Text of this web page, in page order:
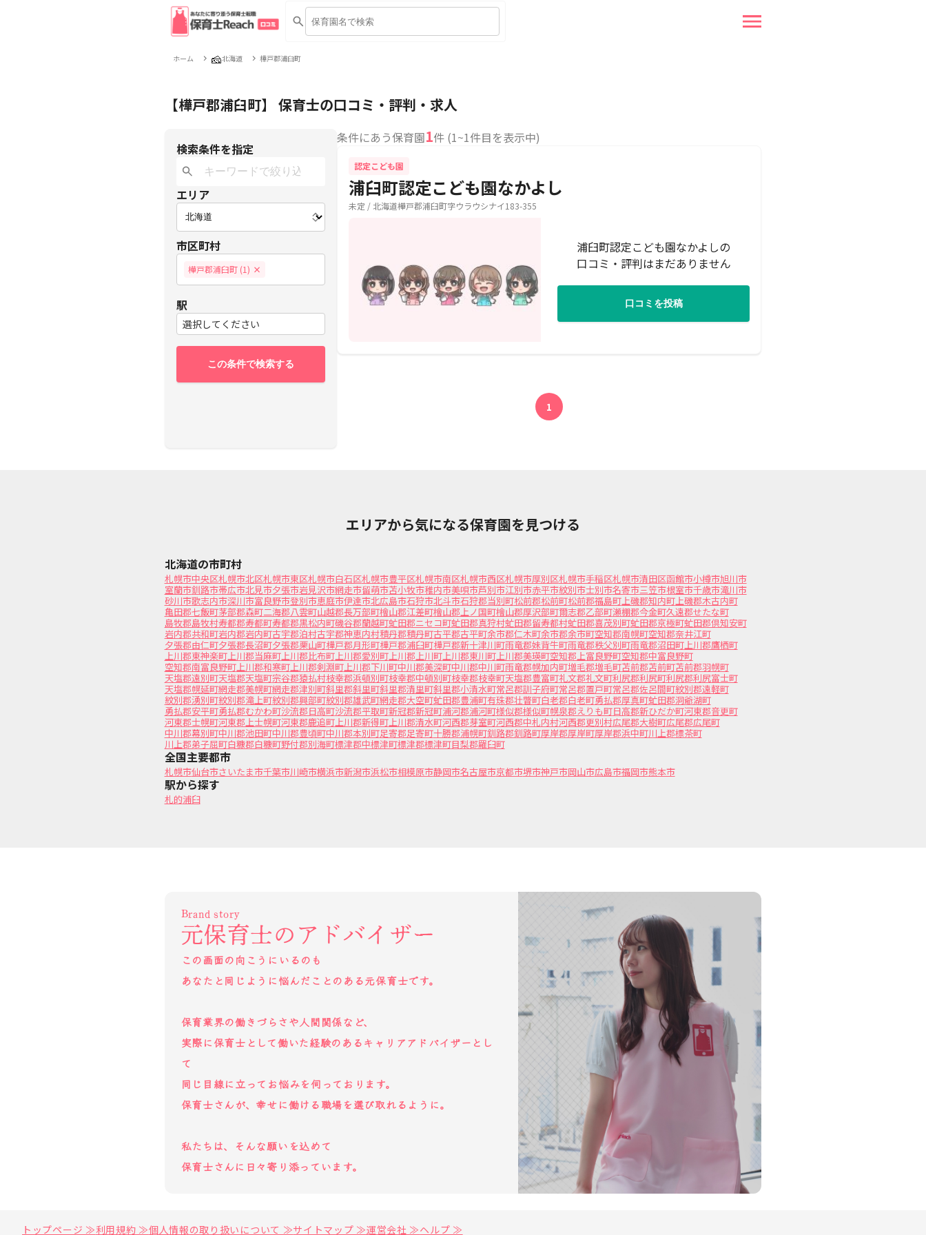
ホーム 🧀北海道 樺戸郡浦臼町
【樺戸郡浦臼町】 保育士の口コミ・評判・求人
検索条件を指定
エリア
市区町村
樺戸郡浦臼町 (1) ×
駅
選択してください
この条件で検索する
条件にあう保育園1件 (1~1件目を表示中)
認定こども園
浦臼町認定こども園なかよし
未定 / 北海道樺戸郡浦臼町字ウラウシナイ183-355
浦臼町認定こども園なかよしの
口コミ・評判はまだありません
口コミを投稿
1
エリアから気になる保育園を見つける
北海道の市町村
札幌市中央区札幌市北区札幌市東区札幌市白石区札幌市豊平区札幌市南区札幌市西区札幌市厚別区札幌市手稲区札幌市清田区函館市小樽市旭川市
室蘭市釧路市帯広市北見市夕張市岩見沢市網走市留萌市苫小牧市稚内市美唄市芦別市江別市赤平市紋別市士別市名寄市三笠市根室市千歳市滝川市
砂川市歌志内市深川市富良野市登別市恵庭市伊達市北広島市石狩市北斗市石狩郡当別町松前郡松前町松前郡福島町上磯郡知内町上磯郡木古内町
亀田郡七飯町茅部郡森町二海郡八雲町山越郡長万部町檜山郡江差町檜山郡上ノ国町檜山郡厚沢部町爾志郡乙部町瀬棚郡今金町久遠郡せたな町
島牧郡島牧村寿都郡寿都町寿都郡黒松内町磯谷郡蘭越町虻田郡ニセコ町虻田郡真狩村虻田郡留寿都村虻田郡喜茂別町虻田郡京極町虻田郡倶知安町
岩内郡共和町岩内郡岩内町古宇郡泊村古宇郡神恵内村積丹郡積丹町古平郡古平町余市郡仁木町余市郡余市町空知郡南幌町空知郡奈井江町
夕張郡由仁町夕張郡長沼町夕張郡栗山町樺戸郡月形町樺戸郡浦臼町樺戸郡新十津川町雨竜郡妹背牛町雨竜郡秩父別町雨竜郡沼田町上川郡鷹栖町
上川郡東神楽町上川郡当麻町上川郡比布町上川郡愛別町上川郡上川町上川郡東川町上川郡美瑛町空知郡上富良野町空知郡中富良野町
空知郡南富良野町上川郡和寒町上川郡剣淵町上川郡下川町中川郡美深町中川郡中川町雨竜郡幌加内町増毛郡増毛町苫前郡苫前町苫前郡羽幌町
天塩郡遠別町天塩郡天塩町宗谷郡猿払村枝幸郡浜頓別町枝幸郡中頓別町枝幸郡枝幸町天塩郡豊富町礼文郡礼文町利尻郡利尻町利尻郡利尻富士町
天塩郡幌延町網走郡美幌町網走郡津別町斜里郡斜里町斜里郡清里町斜里郡小清水町常呂郡訓子府町常呂郡置戸町常呂郡佐呂間町紋別郡遠軽町
紋別郡湧別町紋別郡滝上町紋別郡興部町紋別郡雄武町網走郡大空町虻田郡豊浦町有珠郡壮瞥町白老郡白老町勇払郡厚真町虻田郡洞爺湖町
勇払郡安平町勇払郡むかわ町沙流郡日高町沙流郡平取町新冠郡新冠町浦河郡浦河町様似郡様似町幌泉郡えりも町日高郡新ひだか町河東郡音更町
河東郡士幌町河東郡上士幌町河東郡鹿追町上川郡新得町上川郡清水町河西郡芽室町河西郡中札内村河西郡更別村広尾郡大樹町広尾郡広尾町
中川郡幕別町中川郡池田町中川郡豊頃町中川郡本別町足寄郡足寄町十勝郡浦幌町釧路郡釧路町厚岸郡厚岸町厚岸郡浜中町川上郡標茶町
川上郡弟子屈町白糠郡白糠町野付郡別海町標津郡中標津町標津郡標津町目梨郡羅臼町
全国主要都市
札幌市仙台市さいたま市千葉市川崎市横浜市新潟市浜松市相模原市静岡市名古屋市京都市堺市神戸市岡山市広島市福岡市熊本市
駅から探す
札的浦臼
Brand story
元保育士の アドバイザー
この画面の向こうにいるのも
あなたと同じように悩んだことのある元保育士です。
保育業界の働きづらさや人間関係など、
実際に保育士として働いた経験のあるキャリアアドバイザーとし
て
同じ目線に立ってお悩みを伺っております。
保育士さんが、幸せに働ける職場を選び取れるように。
私たちは、そんな願いを込めて
保育士さんに日々寄り添っています。
トップページ ≫利用規約 ≫個人情報の取り扱いについて ≫サイトマップ ≫運営会社 ≫ヘルプ ≫